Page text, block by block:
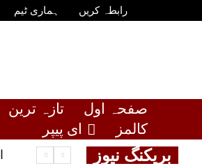
رابطہ کریں ہماری ٹیم
صفحہ اول تازہ ترین
کالمز
ای پیپر
بریکنگ نیوز